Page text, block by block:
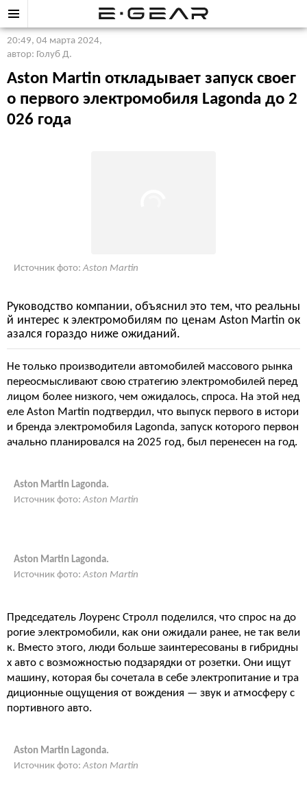
20:49, 04 марта 2024,
автор: Голуб Д.
Aston Martin откладывает запуск своег
о первого электромобиля Lagonda до 2
026 года
Источник фото: Aston Martin
Руководство компании, объяснил это тем, что реальны
й интерес к электромобилям по ценам Aston Martin ок
азался гораздо ниже ожиданий.
Не только производители автомобилей массового рынка
переосмысливают свою стратегию электромобилей перед
лицом более низкого, чем ожидалось, спроса. На этой нед
еле Aston Martin подтвердил, что выпуск первого в истори
и бренда электромобиля Lagonda, запуск которого первон
ачально планировался на 2025 год, был перенесен на год.
Aston Martin Lagonda.
Источник фото: Aston Martin
Aston Martin Lagonda.
Источник фото: Aston Martin
Председатель Лоуренс Стролл поделился, что спрос на до
рогие электромобили, как они ожидали ранее, не так вели
к. Вместо этого, люди больше заинтересованы в гибридны
х авто с возможностью подзарядки от розетки. Они ищут
машину, которая бы сочетала в себе электропитание и тра
диционные ощущения от вождения — звук и атмосферу с
портивного авто.
Aston Martin Lagonda.
Источник фото: Aston Martin